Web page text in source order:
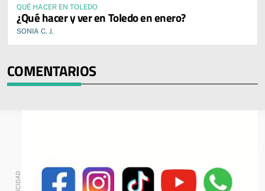
QUÉ HACER EN TOLEDO
¿Qué hacer y ver en Toledo en enero?
SONIA C. J.
COMENTARIOS